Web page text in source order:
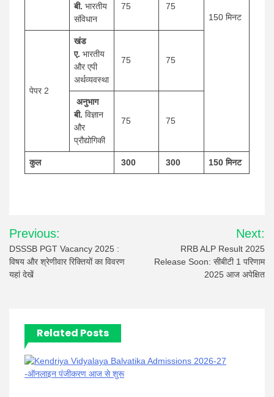
150 मिनट
बी. भारतीय
संविधान
75 75
पेपर 2
खंड
ए. भारतीय
और एपी
अर्थव्यवस्था
75 75
अनुभाग
बी. विज्ञान
और
प्रौद्योगिकी
75 75
कुल 300 300 150 मिनट
Post
navigation
Previous:
DSSSB PGT Vacancy 2025 :
विषय और श्रेणीवार रिक्तियों का विवरण
यहां देखें
Next:
RRB ALP Result 2025
Release Soon: सीबीटी 1 परिणाम
2025 आज अपेक्षित
Related Posts